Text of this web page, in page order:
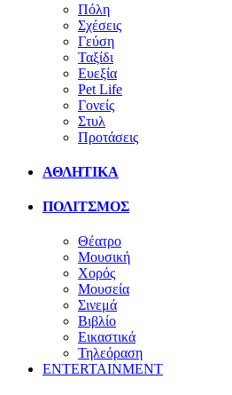
Πόλη
Σχέσεις
Γεύση
Ταξίδι
Ευεξία
Pet Life
Γονείς
Στυλ
Προτάσεις
ΑΘΛΗΤΙΚΑ
ΠΟΛΙΤΣΜΟΣ
Θέατρο
Μουσική
Χορός
Μουσεία
Σινεμά
Βιβλίο
Εικαστικά
Τηλεόραση
ENTERTAINMENT